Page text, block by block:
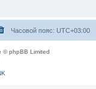
Часовой пояс: UTC+03:00
© phpBB Limited